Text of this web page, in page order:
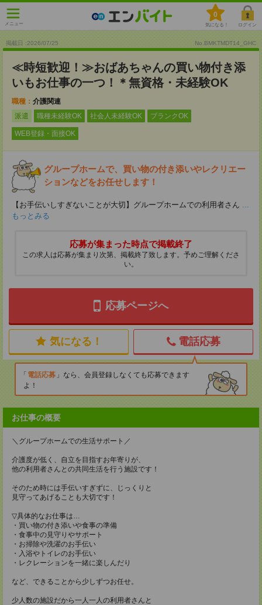
メニュー
0
気になる！ ログイン
掲載日 :2026/07/25 No.BMKTMDT14_GHC
≪時短歓迎！≫おばあちゃんの買い物付き添
いもお仕事の一つ！＊無資格・未経験OK
職種： 介護関連
派遣
職種未経験OK 社会人未経験OK ブランクOK
WEB登録・面接OK
グループホームで、買い物の付き添いやレクリエー
ションなどをお任せします！
【お手伝いしすぎないことが大切】グループホームでの利用者さん ...
もっとみる
応募が集まった時点で掲載終了
この求人は応募が集まり次第、掲載終了致します。予めご理解くださ
い。
応募ページへ
気になる！ 電話応募
電話応募
なら、会員登録しなくても応募できます
よ！
お仕事の概要
＼グループホームでの生活サポート／
介護度が低く、自立を目指すお年寄りが、
他の利用者さんとの共同生活を行う施設です！
そのため時には手伝いすぎずに、じっくりと
見守ってあげることも大切です！
▽具体的なお仕事は…
・買い物の付き添いや食事の準備
・食事中の見守りやサポート
・お掃除や洗濯のお手伝い
・入浴やトイレのお手伝い
・レクレーションを一緒に楽しんだり
など、できることから少しずつお任せ。
少人数の施設だから一人一人の利用者さんと